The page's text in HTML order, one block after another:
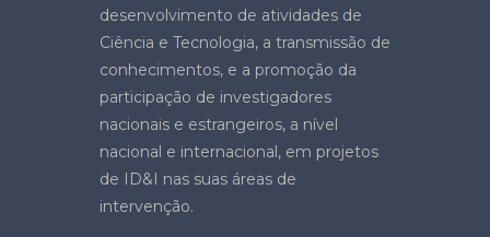
desenvolvimento de atividades de
Ciência e Tecnologia, a transmissão de
conhecimentos, e a promoção da
participação de investigadores
nacionais e estrangeiros, a nível
nacional e internacional, em projetos
de ID&I nas suas áreas de
intervenção.